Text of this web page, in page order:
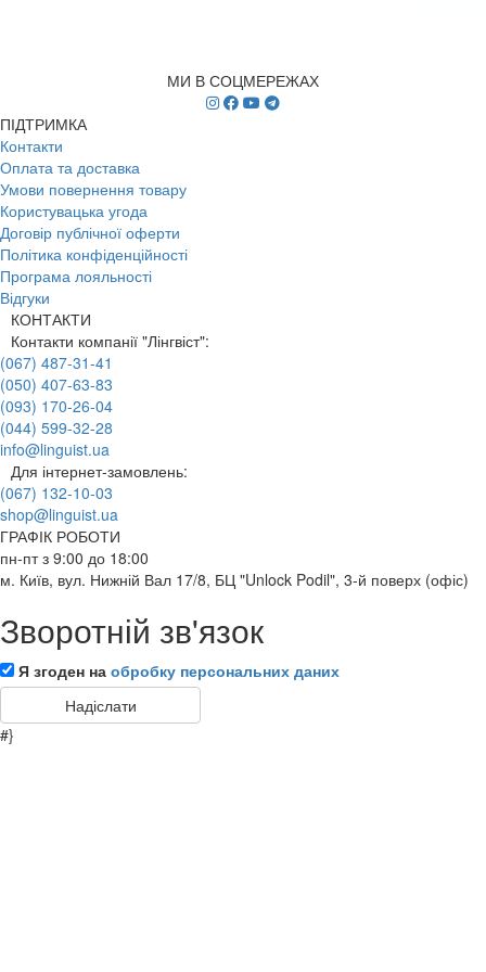
МИ В СОЦМЕРЕЖАХ
ПІДТРИМКА
Контакти
Оплата та доставка
Умови повернення товару
Користувацька угода
Договір публічної оферти
Політика конфіденційності
Програма лояльності
Відгуки
КОНТАКТИ
Контакти компанії "Лінгвіст":
(067) 487-31-41
(050) 407-63-83
(093) 170-26-04
(044) 599-32-28
info@linguist.ua
Для інтернет-замовлень:
(067) 132-10-03
shop@linguist.ua
ГРАФІК РОБОТИ
пн-пт з 9:00 до 18:00
м. Київ, вул. Нижній Вал 17/8, БЦ "Unlock Podil", 3-й поверх (офіс)
Зворотній зв'язок
Я згоден на обробку персональних даних
#}